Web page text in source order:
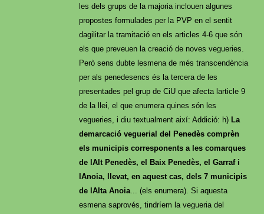
les dels grups de la majoria inclouen algunes
propostes formulades per la PVP en el sentit
dagilitar la tramitació en els articles 4-6 que són
els que preveuen la creació de noves vegueries.
Però sens dubte lesmena de més transcendència
per als penedesencs és la tercera de les
presentades pel grup de CiU que afecta larticle 9
de la llei, el que enumera quines són les
vegueries, i diu textualment així: Addició: h) La
demarcació veguerial del Penedès comprèn
els municipis corresponents a les comarques
de lAlt Penedès, el Baix Penedès, el Garraf i
lAnoia, llevat, en aquest cas, dels 7 municipis
de lAlta Anoia... (els enumera). Si aquesta
esmena saprovés, tindríem la vegueria del